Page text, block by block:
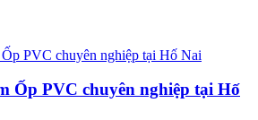
Ốp PVC chuyên nghiệp tại Hố